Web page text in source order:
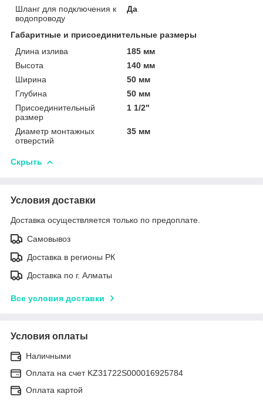
Шланг для подключения к
водопроводу
Да
Габаритные и присоединительные размеры
Длина излива
185 мм
Высота
140 мм
Ширина
50 мм
Глубина
50 мм
Присоединительный
размер
1 1/2"
Диаметр монтажных
отверстий
35 мм
Скрыть
Условия доставки
Доставка осуществляется только по предоплате.
Самовывоз
Доставка в регионы РК
Доставка по г. Алматы
Все условия доставки
Условия оплаты
Наличными
Оплата на счет KZ31722S000016925784
Оплата картой